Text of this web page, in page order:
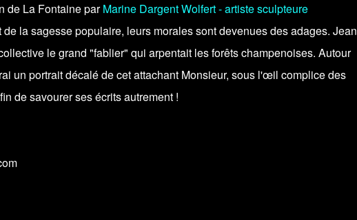
de La Fontaine parMarine Dargent Wolfert - artiste sculpteure
la sagesse populaire, leurs morales sont devenues des adages. Jean
le grand "fablier" qui arpentait les forêts champenoises. Autour
un portrait décalé de cet attachant Monsieur, sous l'œil complice des
de savourer ses écrits autrement !